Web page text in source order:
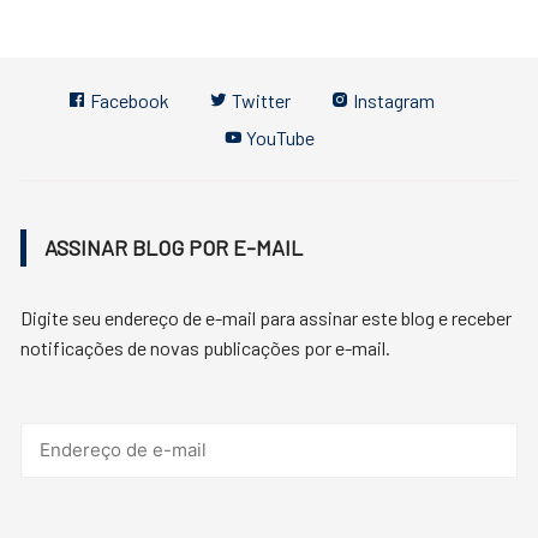
Facebook Twitter
Instagram
YouTube
ASSINAR BLOG POR E-MAIL
Digite seu endereço de e-mail para assinar este blog e receber
notificações de novas publicações por e-mail.